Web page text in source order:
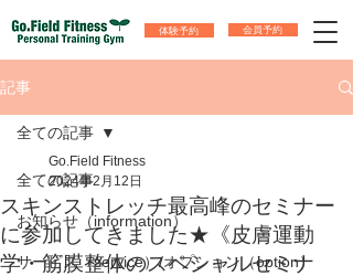
体験予約 会員予約
記事
全ての記事
お知らせ（information）
サービス（service）/オプション（option）
全ての記事
スキンストレッチ最高峰のセミナー
に参加してきました★《皮膚運動
学・筋膜整体のスペシャルセミナ
Go.Field Fitness
2024年2月12日